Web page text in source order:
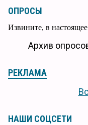
ОПРОСЫ
Извините, в
Архив
РЕКЛАМА
НАШИ СОЦСЕТИ